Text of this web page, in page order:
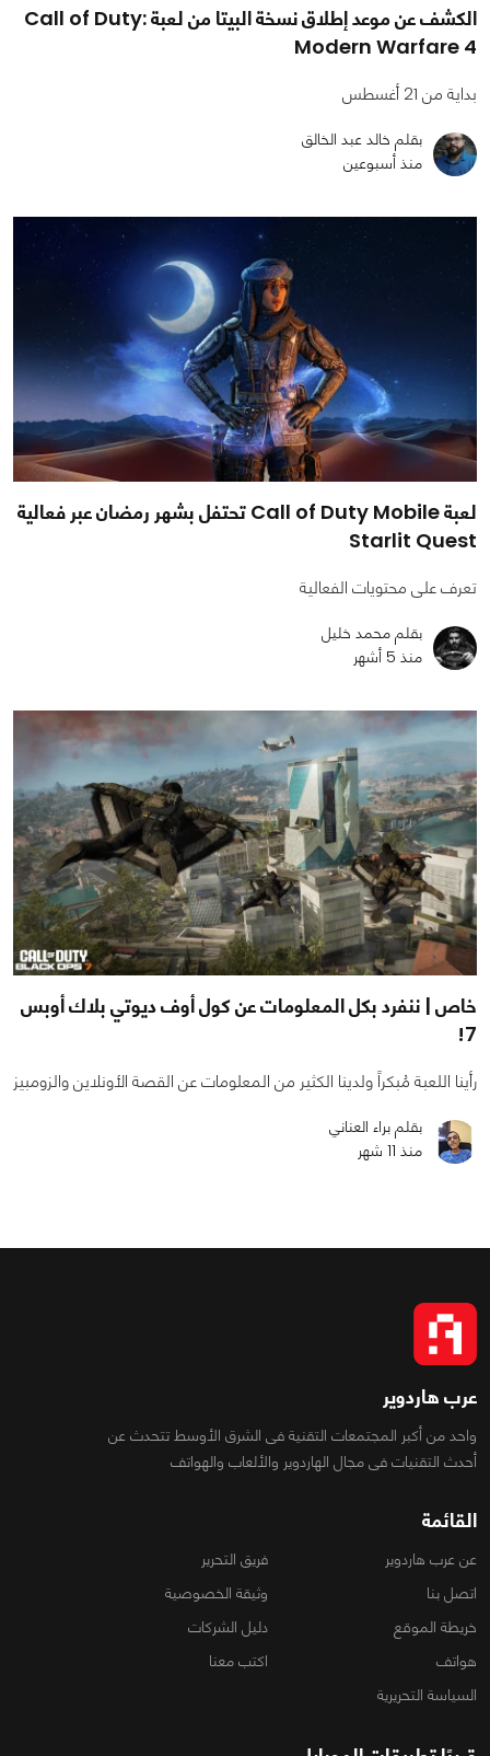
الكشف عن موعد إطلاق نسخة البيتا من لعبة Call of Duty:
Modern Warfare 4
بداية من 21 أغسطس
بقلم خالد عبد الخالق
منذ أسبوعين
لعبة Call of Duty Mobile تحتفل بشهر رمضان عبر فعالية
Starlit Quest
تعرف على محتويات الفعالية
بقلم محمد خليل
منذ 5 أشهر
خاص | ننفرد بكل المعلومات عن كول أوف ديوتي بلاك أوبس
7!
رأينا اللعبة مُبكراً ولدينا الكثير من المعلومات عن القصة الأونلاين والزومبيز
بقلم براء العناني
منذ 11 شهر
عرب هاردوير
واحد من أكبر المجتمعات التقنية فى الشرق الأوسط تتحدث عن
أحدث التقنيات فى مجال الهاردوير والألعاب والهواتف
القائمة
عن عرب هاردوير
فريق التحرير
اتصل بنا
وثيقة الخصوصية
خريطة الموقع
دليل الشركات
هواتف
اكتب معنا
السياسة التحريرية